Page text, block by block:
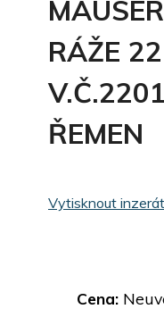
RÁŽE
ŘEMEN
Vytisknout inzerát
Cena: